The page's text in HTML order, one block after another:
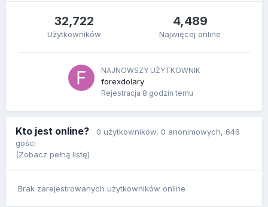
32,722
Użytkowników
4,489
Najwięcej online
NAJNOWSZY UŻYTKOWNIK
forexdolary
Rejestracja 8 godzin temu
Kto jest online? 0 użytkowników, 0 anonimowych, 646
gości
(Zobacz pełną listę)
Brak zarejestrowanych użytkowników online